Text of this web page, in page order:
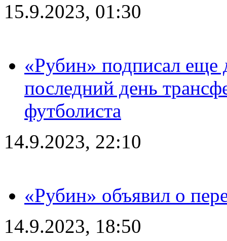
15.9.2023, 01:30
«Рубин» подписал еще
последний день
футболиста
14.9.2023, 22:10
«Рубин» объявил о
14.9.2023, 18:50